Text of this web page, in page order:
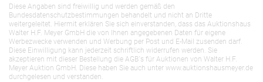
Diese Angaben sind freiwillig und werden gemäß den
Bundesdatenschutzbestimmungen behandelt und nicht an Dritte
weitergeleitet. Hiermit erklären Sie sich einverstanden, dass das Auktionshaus
Walter H.F. Meyer GmbH die von Ihnen angegebenen Daten für eigene
Werbezwecke verwenden und Werbung per Post und E-Mail zusenden darf.
Diese Einwilligung kann jederzeit schriftlich widerrufen werden. Sie
akzeptieren mit dieser Bestellung die AGB`s für Auktionen von Walter H.F.
Meyer Auktion GmbH. Diese haben Sie auch unter www.auktionshausmeyer.de
durchgelesen und verstanden.